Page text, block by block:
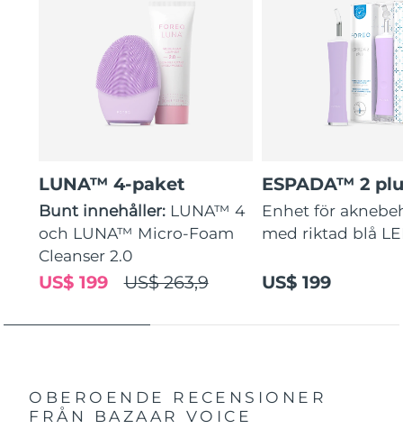
LUNA™ 4-paket
Bunt innehåller: LUNA™ 4
och LUNA™ Micro-Foam
Cleanser 2.0
US$ 263,9
US$ 199
ESPADA™ 2
Enhet för
med riktad blå
US$ 199
OBEROENDE RECENSIONER
FRÅN BAZAAR VOICE